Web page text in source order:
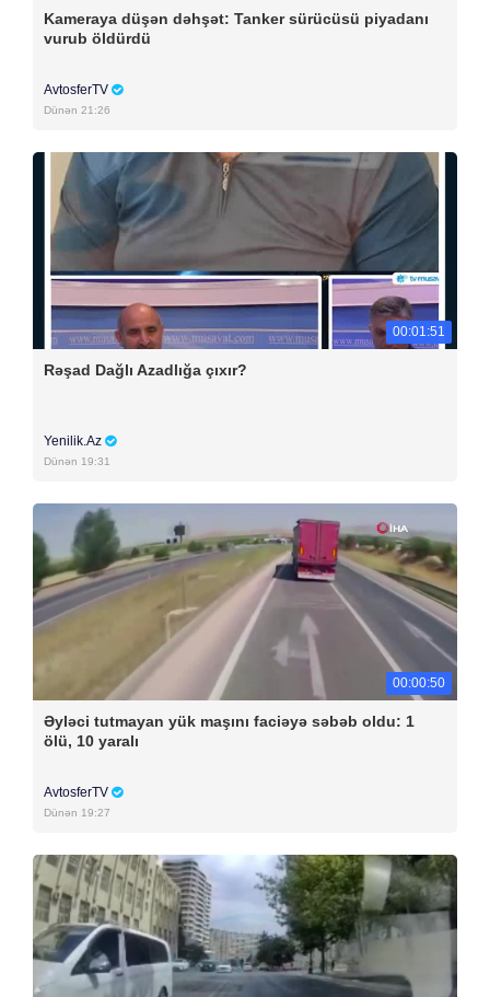
Kameraya düşən dəhşət: Tanker sürücüsü piyadanı
vurub öldürdü
AvtosferTV
Dünən 21:26
00:01:51
Rəşad Dağlı Azadlığa çıxır?
Yenilik.Az
Dünən 19:31
00:00:50
Əyləci tutmayan yük maşını faciəyə səbəb oldu: 1
ölü, 10 yaralı
AvtosferTV
Dünən 19:27